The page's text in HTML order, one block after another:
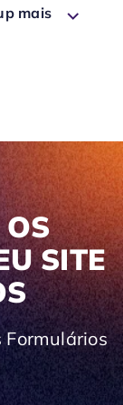
mais
SITE
Formulários